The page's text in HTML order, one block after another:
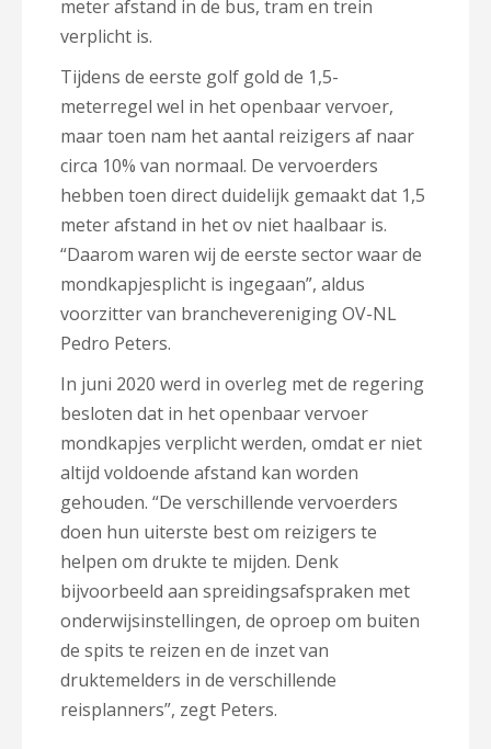
meter afstand in de bus, tram en trein
verplicht is.
Tijdens de eerste golf gold de 1,5-
meterregel wel in het openbaar vervoer,
maar toen nam het aantal reizigers af naar
circa 10% van normaal. De vervoerders
hebben toen direct duidelijk gemaakt dat 1,5
meter afstand in het ov niet haalbaar is.
“Daarom waren wij de eerste sector waar de
mondkapjesplicht is ingegaan”, aldus
voorzitter van branchevereniging OV-NL
Pedro Peters.
In juni 2020 werd in overleg met de regering
besloten dat in het openbaar vervoer
mondkapjes verplicht werden, omdat er niet
altijd voldoende afstand kan worden
gehouden. “De verschillende vervoerders
doen hun uiterste best om reizigers te
helpen om drukte te mijden. Denk
bijvoorbeeld aan spreidingsafspraken met
onderwijsinstellingen, de oproep om buiten
de spits te reizen en de inzet van
druktemelders in de verschillende
reisplanners”, zegt Peters.